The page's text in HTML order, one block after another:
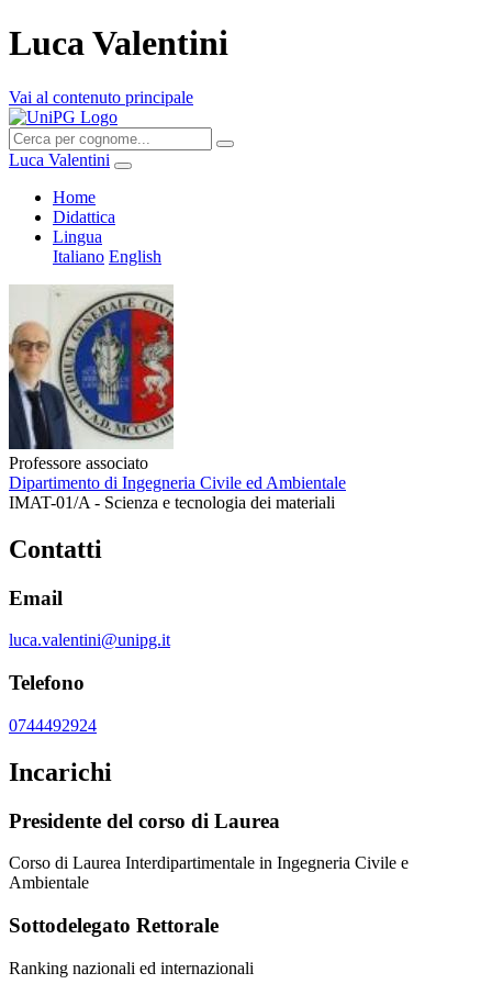
Luca Valentini
Vai al contenuto principale
Luca Valentini
Home
Didattica
Lingua
Italiano English
Professore associato
Dipartimento di Ingegneria Civile ed Ambientale
IMAT-01/A - Scienza e tecnologia dei materiali
Contatti
Email
luca.valentini@unipg.it
Telefono
0744492924
Incarichi
Presidente del corso di Laurea
Corso di Laurea Interdipartimentale in Ingegneria Civile e
Ambientale
Sottodelegato Rettorale
Ranking nazionali ed internazionali